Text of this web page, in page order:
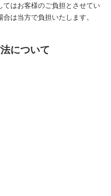
てはお客様のご負担とさせてい
は当方で負担いたします。
について